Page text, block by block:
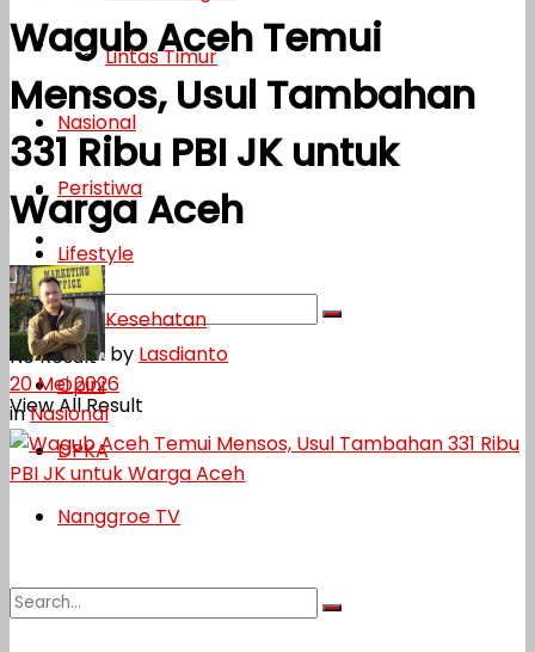
Lifestyle
Kesehatan
Opini
DPKA
Nanggroe TV
No Result
View All Result
Lintas Timur
Nasional
Peristiwa
Lifestyle
Kesehatan
Opini
DPKA
Nanggroe TV
Wagub Aceh Temui
Mensos, Usul Tambahan
331 Ribu PBI JK untuk
Warga Aceh
by Lasdianto
20 Mei 2026
inNasional